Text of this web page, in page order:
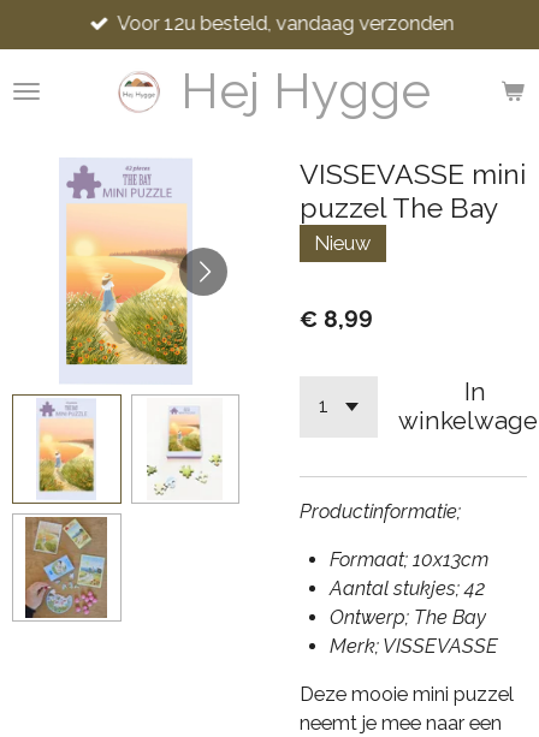
direct
naar
Hej Hygge
Voor 12u besteld, vandaag verzonden
VISSEVASSE mini
puzzel The Bay
Nieuw
€ 8,99
In
Productinformatie;
Formaat; 10x13cm
Aantal stukjes; 42
Ontwerp; The Bay
Merk; VISSEVASSE
Deze mooie mini puzzel
neemt je mee naar een